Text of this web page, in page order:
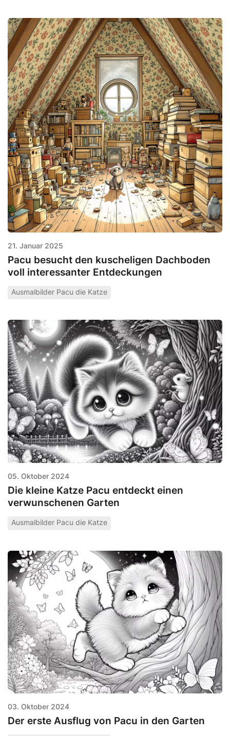
21. Januar 2025
Pacu besucht den kuscheligen Dachboden
voll interessanter Entdeckungen
Ausmalbilder Pacu die Katze
05. Oktober 2024
Die kleine Katze Pacu entdeckt einen
verwunschenen Garten
Ausmalbilder Pacu die Katze
03. Oktober 2024
Der erste Ausflug von Pacu in den Garten